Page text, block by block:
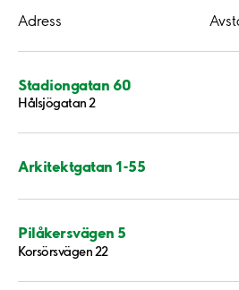
Adress
Stadiongatan 60
Hålsjögatan 2
Arkitektgatan 1-55
Pilåkersvägen 5
Korsörsvägen 22